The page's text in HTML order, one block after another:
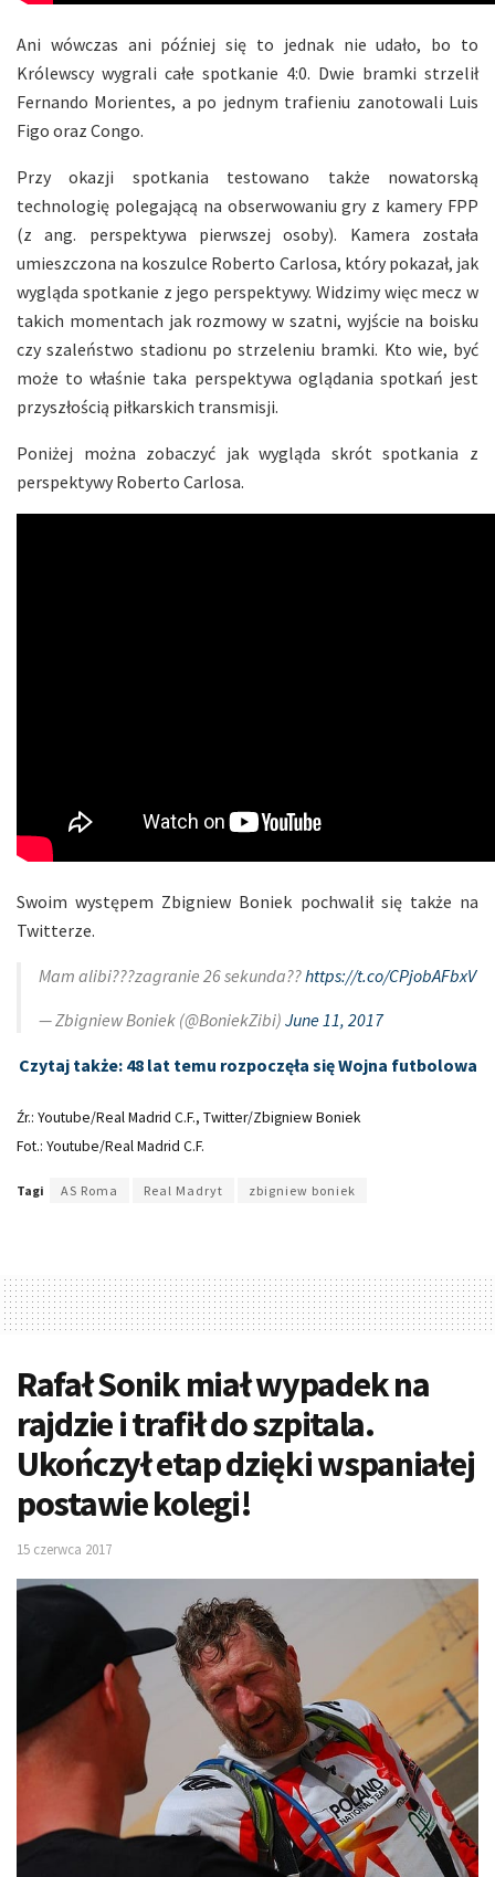
Ani wówczas ani później się to jednak nie udało, bo to
Królewscy wygrali całe spotkanie 4:0. Dwie bramki strzelił
Fernando Morientes, a po jednym trafieniu zanotowali Luis
Figo oraz Congo.
Przy okazji spotkania testowano także nowatorską
technologię polegającą na obserwowaniu gry z kamery FPP
(z ang. perspektywa pierwszej osoby). Kamera została
umieszczona na koszulce Roberto Carlosa, który pokazał, jak
wygląda spotkanie z jego perspektywy. Widzimy więc mecz w
takich momentach jak rozmowy w szatni, wyjście na boisku
czy szaleństwo stadionu po strzeleniu bramki. Kto wie, być
może to właśnie taka perspektywa oglądania spotkań jest
przyszłością piłkarskich transmisji.
Poniżej można zobaczyć jak wygląda skrót spotkania z
perspektywy Roberto Carlosa.
Swoim występem Zbigniew Boniek pochwalił się także na
Twitterze.
Mam alibi???zagranie 26 sekunda??https://t.co/CPjobAFbxV
— Zbigniew Boniek (@BoniekZibi) June 11, 2017
Czytaj także: 48 lat temu rozpoczęła się Wojna futbolowa
Źr.: Youtube/Real Madrid C.F., Twitter/Zbigniew Boniek
Fot.: Youtube/Real Madrid C.F.
Tagi AS Roma Real Madryt zbigniew boniek
Rafał Sonik miał wypadek na
rajdzie i trafił do szpitala.
Ukończył etap dzięki wspaniałej
postawie kolegi!
15 czerwca 2017